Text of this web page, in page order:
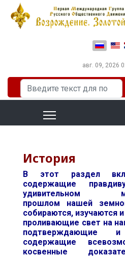
Выберите
авг. 09, 2026
Искать...
История
В этот раздел
содержащие
удивительном
прошлом нашей
собираются, изучаются
проливающие свет на
подтверждающие
содержащие
косвенные